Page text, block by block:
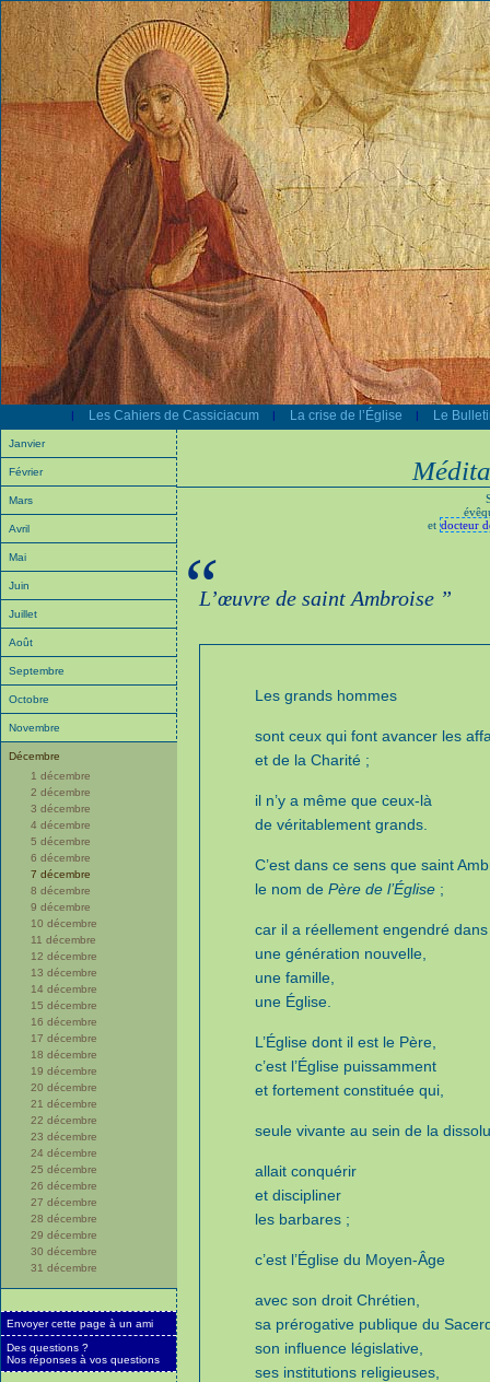
| Les Cahiers de Cassiciacum | La crise de l’Église | Le
Janvier
Février
Mars
Avril
Mai
Juin
Juillet
Août
Septembre
Octobre
Novembre
Décembre
1 décembre
2 décembre
3 décembre
4 décembre
5 décembre
6 décembre
7 décembre
8 décembre
9 décembre
10 décembre
11 décembre
12 décembre
13 décembre
14 décembre
15 décembre
16 décembre
17 décembre
18 décembre
19 décembre
20 décembre
21 décembre
22 décembre
23 décembre
24 décembre
25 décembre
26 décembre
27 décembre
28 décembre
29 décembre
30 décembre
31 décembre
Envoyer cette page à un ami
Des questions ?
Nos réponses à vos questions
et docteur
“
L’œuvre de saint Ambroise ”
Les grands hommes
sont ceux qui font avancer les
et de la Charité ;
il n’y a même que ceux-là
de véritablement grands.
C’est dans ce sens que saint
le nom de Père de l’Église ;
car il a réellement engendré
une génération nouvelle,
une famille,
une Église.
L’Église dont il est le Père,
c’est l’Église puissamment
et fortement constituée qui,
seule vivante au sein de la
allait conquérir
et discipliner
les barbares ;
c’est l’Église du Moyen-Âge
avec son droit Chrétien,
sa prérogative publique du
son influence législative,
ses institutions religieuses,